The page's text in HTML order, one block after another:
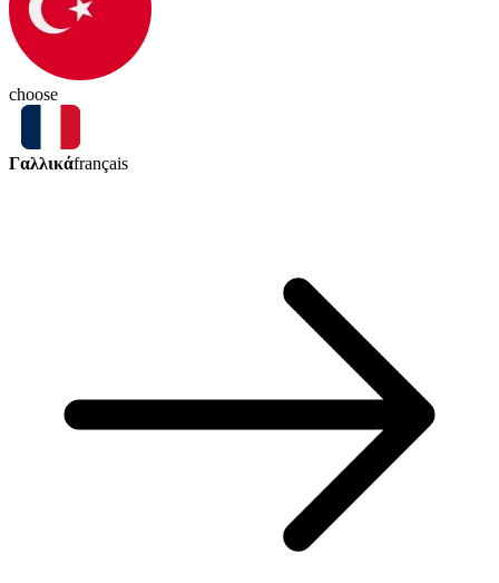
choose
Γαλλικάfrançais